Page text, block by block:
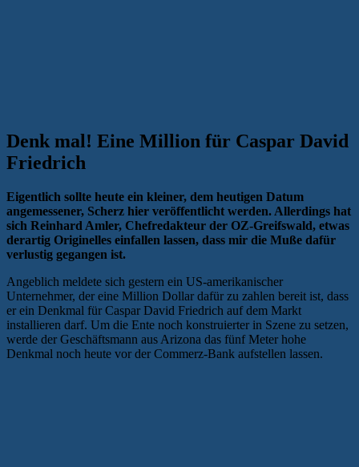
Denk mal! Eine Million für Caspar David
Friedrich
Eigentlich sollte heute ein kleiner, dem heutigen Datum
angemessener, Scherz hier veröffentlicht werden. Allerdings hat
sich Reinhard Amler, Chefredakteur der OZ-Greifswald, etwas
derartig Originelles einfallen lassen, dass mir die Muße dafür
verlustig gegangen ist.
Angeblich meldete sich gestern ein US-amerikanischer
Unternehmer, der eine Million Dollar dafür zu zahlen bereit ist, dass
er ein Denkmal für Caspar David Friedrich auf dem Markt
installieren darf. Um die Ente noch konstruierter in Szene zu setzen,
werde der Geschäftsmann aus Arizona das fünf Meter hohe
Denkmal noch heute vor der Commerz-Bank aufstellen lassen.